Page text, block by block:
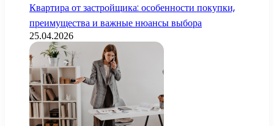
Квартира от застройщика: особенности покупки,
преимущества и важные нюансы выбора
25.04.2026